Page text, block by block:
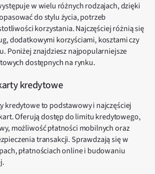
w wielu różnych rodzajach, dzięki
do stylu życia, potrzeb
korzystania. Najczęściej różnią się
dodatkowymi korzyściami, kosztami czy
Poniżej znajdziesz najpopularniejsze
dostępnych na rynku.
kredytowe
kredytowe to podstawowy i najczęściej
Oferują dostęp do limitu kredytowego,
możliwość płatności mobilnych oraz
transakcji. Sprawdzają się w
płatnościach online i budowaniu